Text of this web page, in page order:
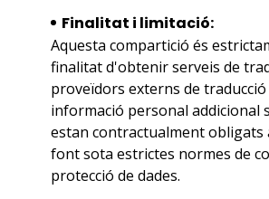
Finalitat i limitació:
Aquesta compartició és
finalitat d'obtenir serveis de
proveïdors externs de
informació personal addicional
estan contractualment obligats
font sota estrictes normes de
protecció de dades.